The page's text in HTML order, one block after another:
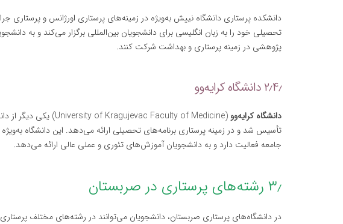
دانشکده پرستاری دانشگاه نییش به‌ویژه در زمینه‌های پرستاری اورژانس و
تحصیلی خود را به زبان انگلیسی برای دانشجویان بین‌المللی برگزار می‌کند و به
پژوهشی در زمینه پرستاری و بهداشت شرکت کنند.
۲٫۴٫ دانشگاه کرایه‌وو
دانشگاه کرایه‌وو
تأسیس شد و در زمینه پرستاری برنامه‌های تحصیلی ارائه می‌دهد. این دانشگاه
جامعه فعالیت دارد و به دانشجویان آموزش‌های تئوری و عملی عالی ارائه می‌دهد.
۳٫ رشته‌های پرستاری در صربستان
در دانشگاه‌های پرستاری صربستان، دانشجویان می‌توانند در رشته‌های مختلف